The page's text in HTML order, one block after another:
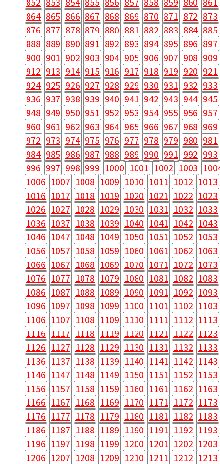
864 865 866 867 868 869 870 871 872 873
876 877 878 879 880 881 882 883 884 885
888 889 890 891 892 893 894 895 896 897
900 901 902 903 904 905 906 907 908 909
912 913 914 915 916 917 918 919 920 921
924 925 926 927 928 929 930 931 932 933
936 937 938 939 940 941 942 943 944 945
948 949 950 951 952 953 954 955 956 957
960 961 962 963 964 965 966 967 968 969
972 973 974 975 976 977 978 979 980 981
984 985 986 987 988 989 990 991 992 993
996 997 998 999 1000 1001 1002 1003
1006 1007 1008 1009 1010 1011 1012 1013
1016 1017 1018 1019 1020 1021 1022 1023
1026 1027 1028 1029 1030 1031 1032 1033
1036 1037 1038 1039 1040 1041 1042 1043
1046 1047 1048 1049 1050 1051 1052 1053
1056 1057 1058 1059 1060 1061 1062 1063
1066 1067 1068 1069 1070 1071 1072 1073
1076 1077 1078 1079 1080 1081 1082 1083
1086 1087 1088 1089 1090 1091 1092 1093
1096 1097 1098 1099 1100 1101 1102 1103
1106 1107 1108 1109 1110 1111 1112 1113
1116 1117 1118 1119 1120 1121 1122 1123
1126 1127 1128 1129 1130 1131 1132 1133
1136 1137 1138 1139 1140 1141 1142 1143
1146 1147 1148 1149 1150 1151 1152 1153
1156 1157 1158 1159 1160 1161 1162 1163
1166 1167 1168 1169 1170 1171 1172 1173
1176 1177 1178 1179 1180 1181 1182 1183
1186 1187 1188 1189 1190 1191 1192 1193
1196 1197 1198 1199 1200 1201 1202 1203
1206 1207 1208 1209 1210 1211 1212 1213